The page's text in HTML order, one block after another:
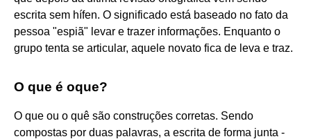
escrita sem hífen. O significado está baseado no fato da
pessoa "espiã" levar e trazer informações. Enquanto o
grupo tenta se articular, aquele novato fica de leva e traz.
O que é oque?
O que ou o quê são construções corretas. Sendo
compostas por duas palavras, a escrita de forma junta -